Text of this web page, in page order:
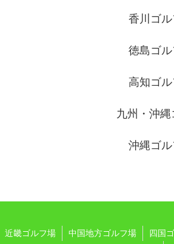
香川ゴ
徳島ゴ
高知ゴ
九州・沖
沖縄ゴ
近畿ゴルフ場 中国地方ゴルフ場 四国